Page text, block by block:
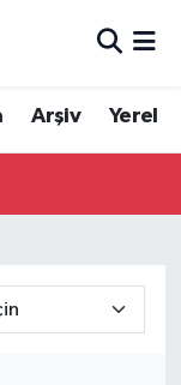
Arşiv Yerel